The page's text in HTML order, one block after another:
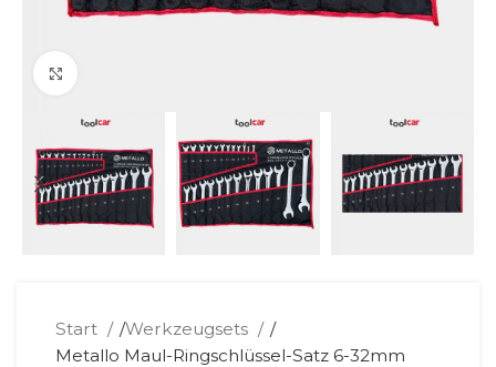
Start /Werkzeugsets
/
Metallo Maul-Ringschlüssel-Satz 6-32mm